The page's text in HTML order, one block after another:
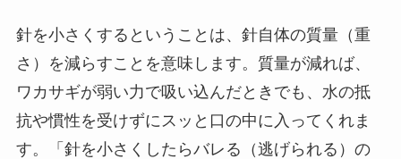
針を小さくするということは、針自体の質量（重
さ）を減らすことを意味します。質量が減れば、
ワカサギが弱い力で吸い込んだときでも、水の抵
抗や慣性を受けずにスッと口の中に入ってくれま
す。「針を小さくしたらバレる（逃げられる）の